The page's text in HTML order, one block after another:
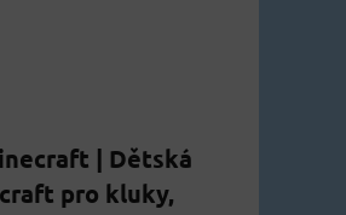
| Dětská
pro kluky,